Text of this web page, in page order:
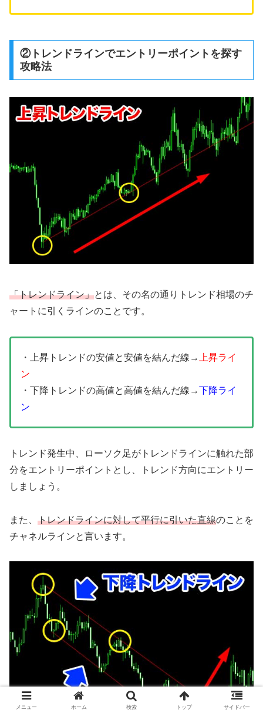
②トレンドラインでエントリーポイントを探す
攻略法
「トレンドライン」とは、その名の通りトレンド相場のチ
ャートに引くラインのことです。
・上昇トレンドの安値と安値を結んだ線→
上昇ライ
ン
・下降トレンドの高値と高値を結んだ線→下降ライ
ン
トレンド発生中、ローソク足がトレンドラインに触れた部
分をエントリーポイントとし、トレンド方向にエントリー
しましょう。
また、 トレンドラインに対して平行に引いた直線のことを
チャネルラインと言います。
メニュー ホーム 検索 トップ サイドバー